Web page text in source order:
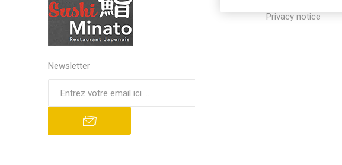
Newsletter
Privacy notice